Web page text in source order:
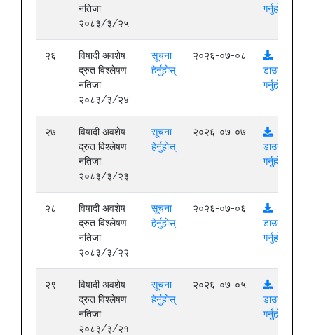
नतिजा
२०८३/३/२५
गर्नुहोस्
२६
विषादी अवशेष
द्रुत विश्लेषण
नतिजा
२०८३/३/२४
सूचना
हेर्नुहोस्
२०२६-०७-०८
डाउनलोड
गर्नुहोस्
२७
विषादी अवशेष
द्रुत विश्लेषण
नतिजा
२०८३/३/२३
सूचना
हेर्नुहोस्
२०२६-०७-०७
डाउनलोड
गर्नुहोस्
२८
विषादी अवशेष
द्रुत विश्लेषण
नतिजा
२०८३/३/२२
सूचना
हेर्नुहोस्
२०२६-०७-०६
डाउनलोड
गर्नुहोस्
२९
विषादी अवशेष
द्रुत विश्लेषण
नतिजा
२०८३/३/२१
सूचना
हेर्नुहोस्
२०२६-०७-०५
डाउनलोड
गर्नुहोस्